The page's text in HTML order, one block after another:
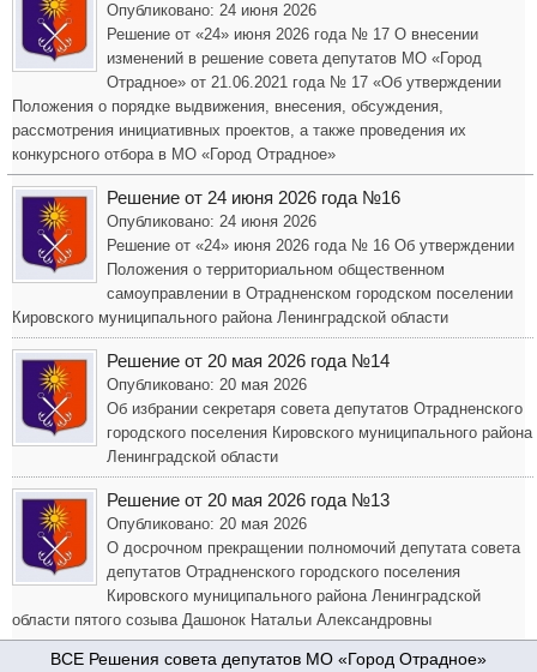
Опубликовано: 24 июня 2026
Решение от «24» июня 2026 года № 17 О внесении
изменений в решение совета депутатов МО «Город
Отрадное» от 21.06.2021 года № 17 «Об утверждении
Положения о порядке выдвижения, внесения, обсуждения,
рассмотрения инициативных проектов, а также проведения их
конкурсного отбора в МО «Город Отрадное»
Решение от 24 июня 2026 года №16
Опубликовано: 24 июня 2026
Решение от «24» июня 2026 года № 16 Об утверждении
Положения о территориальном общественном
самоуправлении в Отрадненском городском поселении
Кировского муниципального района Ленинградской области
Решение от 20 мая 2026 года №14
Опубликовано: 20 мая 2026
Об избрании секретаря совета депутатов Отрадненского
городского поселения Кировского муниципального района
Ленинградской области
Решение от 20 мая 2026 года №13
Опубликовано: 20 мая 2026
О досрочном прекращении полномочий депутата совета
депутатов Отрадненского городского поселения
Кировского муниципального района Ленинградской
области пятого созыва Дашонок Натальи Александровны
Решения совета депутатов МО «Город Отрадное»